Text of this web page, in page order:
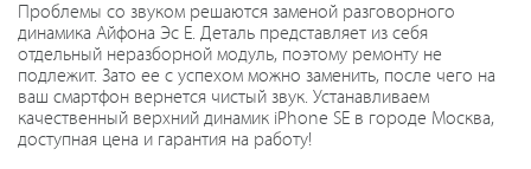
Проблемы со звуком решаются заменой разговорного
динамика Айфона Эс Е. Деталь представляет из себя
отдельный неразборной модуль, поэтому ремонту не
подлежит. Зато ее с успехом можно заменить, после чего на
ваш смартфон вернется чистый звук. Устанавливаем
качественный верхний динамик iPhone SE в городе Москва,
доступная цена и гарантия на работу!